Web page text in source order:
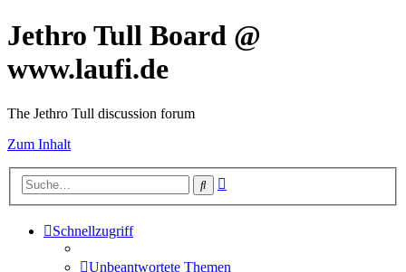
Jethro Tull Board @
www.laufi.de
The Jethro Tull discussion forum
Zum Inhalt
Suche
Schnellzugriff
Unbeantwortete Themen